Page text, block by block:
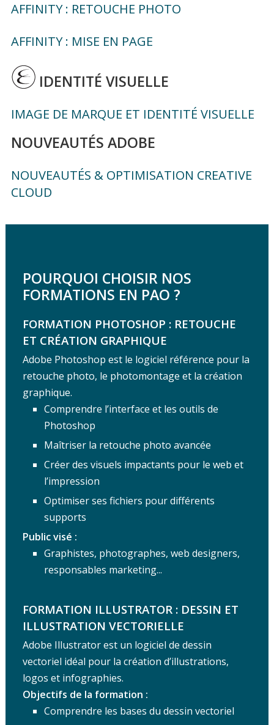
AFFINITY : RETOUCHE PHOTO
AFFINITY : MISE EN PAGE
IDENTITÉ VISUELLE
IMAGE DE MARQUE ET IDENTITÉ VISUELLE
NOUVEAUTÉS ADOBE
NOUVEAUTÉS & OPTIMISATION CREATIVE
CLOUD
POURQUOI CHOISIR NOS
FORMATIONS EN PAO ?
FORMATION PHOTOSHOP : RETOUCHE
ET CRÉATION GRAPHIQUE
Adobe Photoshop est le logiciel référence pour la
retouche photo, le photomontage et la création
graphique.
Comprendre l’interface et les outils de
Photoshop
Maîtriser la retouche photo avancée
Créer des visuels impactants pour le web et
l’impression
Optimiser ses fichiers pour différents
supports
Public visé :
Graphistes, photographes, web designers,
responsables marketing...
FORMATION ILLUSTRATOR : DESSIN ET
ILLUSTRATION VECTORIELLE
Adobe Illustrator est un logiciel de dessin
vectoriel idéal pour la création d’illustrations,
logos et infographies.
Objectifs de la formation :
Comprendre les bases du dessin vectoriel